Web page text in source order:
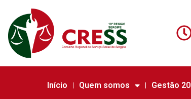
Início Quem somos Gestão